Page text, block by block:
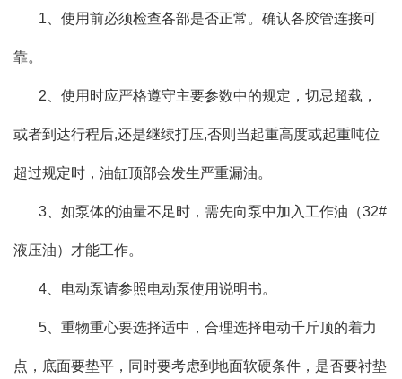
1、使用前必须检查各部是否正常。确认各胶管连接可
靠。
2、使用时应严格遵守主要参数中的规定，切忌超载，
或者到达行程后,还是继续打压,否则当起重高度或起重吨位
超过规定时，油缸顶部会发生严重漏油。
3、如泵体的油量不足时，需先向泵中加入工作油（32#
液压油）才能工作。
4、电动泵请参照电动泵使用说明书。
5、重物重心要选择适中，合理选择电动千斤顶的着力
点，底面要垫平，同时要考虑到地面软硬条件，是否要衬垫